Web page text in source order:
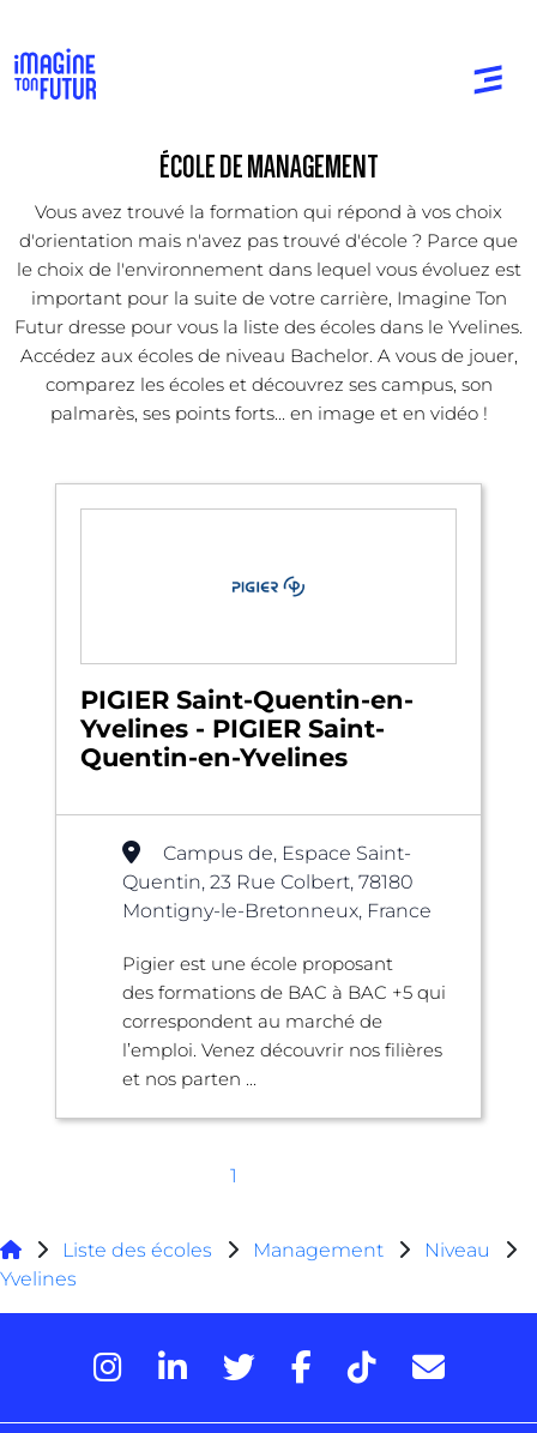
ÉCOLE DE MANAGEMENT
Vous avez trouvé la formation qui répond à vos choix
d'orientation mais n'avez pas trouvé d'école ? Parce que
le choix de l'environnement dans lequel vous évoluez est
important pour la suite de votre carrière, Imagine Ton
Futur dresse pour vous la liste des écoles dans le Yvelines.
Accédez aux écoles de niveau Bachelor. A vous de jouer,
comparez les écoles et découvrez ses campus, son
palmarès, ses points forts... en image et en vidéo !
PIGIER Saint-Quentin-en-
Yvelines - PIGIER Saint-
Quentin-en-Yvelines
Campus de, Espace Saint-
Quentin, 23 Rue Colbert, 78180
Montigny-le-Bretonneux, France
Pigier est une école proposant
des formations de BAC à BAC +5 qui
correspondent au marché de
l’emploi. Venez découvrir nos filières
et nos parten ...
1
Liste des écoles Management
Niveau
Yvelines